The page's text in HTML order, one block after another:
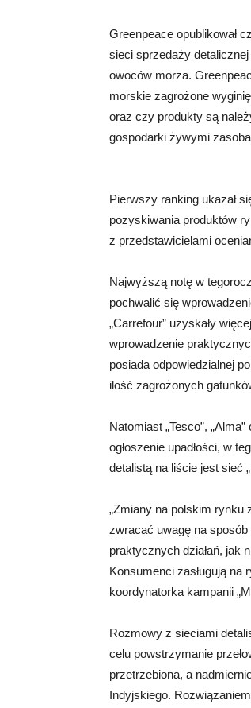
Greenpeace opublikował
sieci sprzedaży
owoców morza.
morskie zagrożone
oraz czy produkty są
gospodarki żywymi
Pierwszy ranking ukazał
pozyskiwania produktów
z przedstawicielami
Najwyższą notę w
pochwalić się
„Carrefour” uzyskały
wprowadzenie
posiada odpowiedzialnej
ilość zagrożonych
Natomiast „Tesco”,
ogłoszenie upadłości, w
detalistą na liście jest sieć
„Zmiany na polskim rynku
zwracać uwagę na
praktycznych działań, jak
Konsumenci zasługują na
koordynatorka kampanii
Rozmowy z sieciami
celu powstrzymanie
przetrzebiona, a
Indyjskiego.